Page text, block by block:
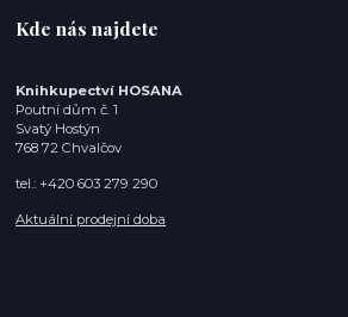
Kde nás najdete
Knihkupectví HOSANA
Poutní dům č. 1
Svatý Hostýn
768 72 Chvalčov
tel.: +420 603 279 290
Aktuální prodejní doba